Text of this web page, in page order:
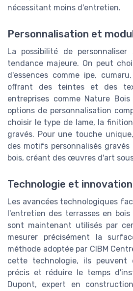
nécessitant moins d'entretien.
Personnalisation et
La possibilité de
tendance majeure. On peut
d'essences comme ipe,
offrant des teintes et des
entreprises comme Nature
options de personnalisation
choisir le type de lame, la
gravés. Pour une touche
des motifs personnalisés gravés
bois, créant des œuvres d'art
Technologie et innovation
Les avancées technologiques
l'entretien des terrasses en
sont maintenant utilisés par
mesurer précisément la
méthode adoptée par CIBM
cette technologie, ils peuvent
précis et réduire le temps
Dupont, expert en